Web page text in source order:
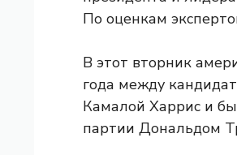
По оценкам
В этот вторник
года между
Камалой Харрис и
партии Дональдом